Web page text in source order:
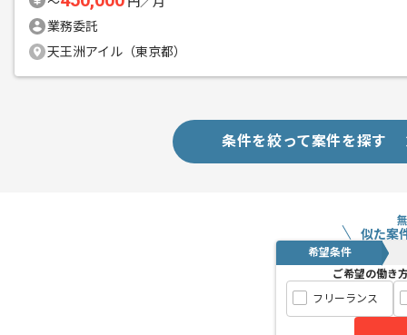
業務委託
天王洲アイル（東京都）
条件を絞って案件を探す
似た案
希望条件
ご希望の働き
フリーランス